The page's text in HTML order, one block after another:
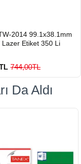
2014 99.1x38.1mm
Lazer Etiket 350 Li
744,00TL
Da Aldı